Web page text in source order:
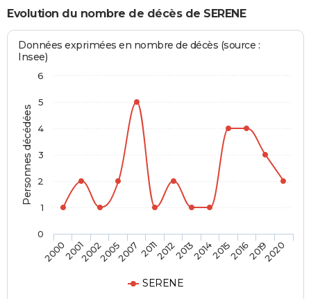
Evolution du nombre de décès de SERENE
Personnes décédées
Données exprimées en nombre de décès (source :
Insee)
SERENE
20002001200220052007 20112012201320142015201620192020
0
1
2
3
4
5
6